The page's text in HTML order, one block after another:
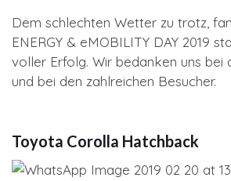
Dem schlechten Wetter zu trotz,
ENERGY & eMOBILITY DAY 2019
voller Erfolg. Wir bedanken uns bei
und bei den zahlreichen Besucher.
Toyota Corolla Hatchback